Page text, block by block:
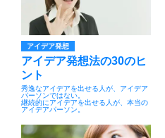
アイデア発想
アイデア発想法の30のヒ
ント
秀逸なアイデアを出せる人が、アイデア
パーソンではない。
継続的にアイデアを出せる人が、本当の
アイデアパーソン。